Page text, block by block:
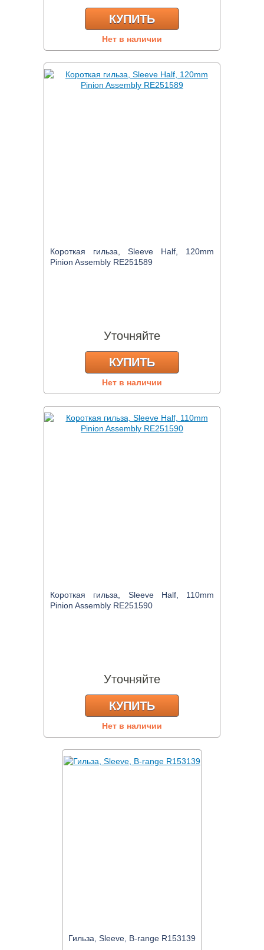
КУПИТЬ
Нет в наличии
Короткая гильза, Sleeve Half, 120mm
Pinion Assembly RE251589
Уточняйте
КУПИТЬ
Нет в наличии
Короткая гильза, Sleeve Half, 110mm
Pinion Assembly RE251590
Уточняйте
КУПИТЬ
Нет в наличии
Гильза, Sleeve, B-range R153139